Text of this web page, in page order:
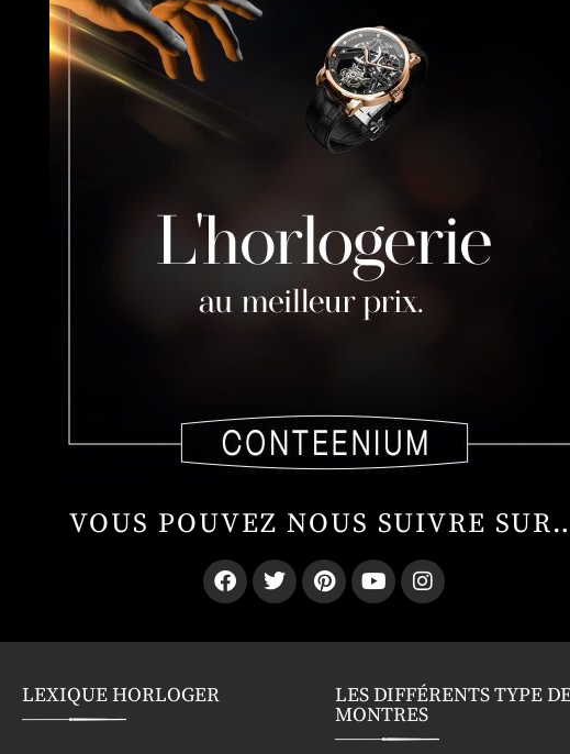
VOUS POUVEZ NOUS SUIVRE
LEXIQUE HORLOGER LES DIFFÉRENTS TYPE
MONTRES